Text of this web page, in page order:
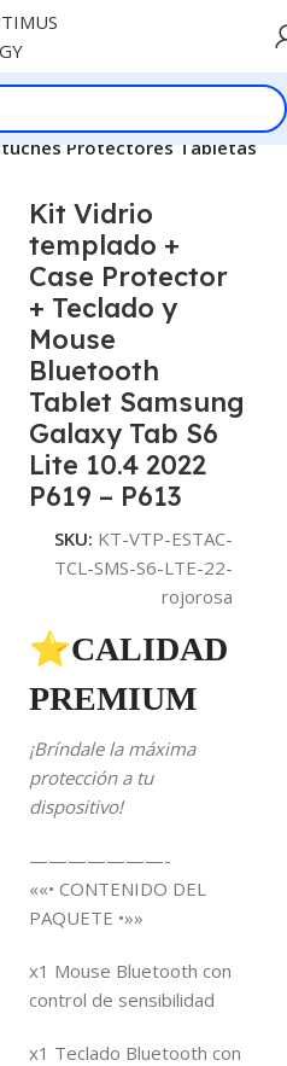
Protectores Tabletas
Kit Vidrio
templado +
Case Protector
+ Teclado y
Mouse
Bluetooth
Tablet Samsung
Galaxy Tab S6
Lite 10.4 2022
P619 – P613
SKU: KT-VTP-ESTAC-
TCL-SMS-S6-LTE-22-
rojorosa
⭐CALIDAD
PREMIUM
¡Bríndale la máxima
protección a tu
dispositivo!
———————-
««• CONTENIDO DEL
PAQUETE •»»
x1 Mouse Bluetooth con
control de sensibilidad
x1 Teclado Bluetooth con